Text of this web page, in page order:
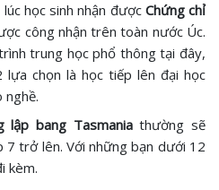
học sinh nhận được Chứng chỉ
công nhận trên toàn nước Úc.
trung học phổ thông tại đây,
chọn là học tiếp lên đại học
nghề.
lập bang Tasmaniathường sẽ
7 trở lên. Với những bạn dưới 12
kèm.